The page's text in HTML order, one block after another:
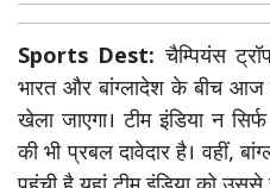
Sports Dest: चैम्पियंस
भारत और बांग्लादेश के बीच
खेला जाएगा। टीम इंडिया न
की भी प्रबल दावेदार है। वहीं,